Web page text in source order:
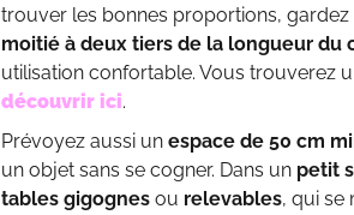
trouver les bonnes proportions,
moitié à deux tiers de la longueur du
utilisation confortable. Vous trouverez
découvrir ici.
Prévoyez aussi un espace de 50 cm
un objet sans se cogner. Dans un petit
tables gigognes ou relevables, qui se